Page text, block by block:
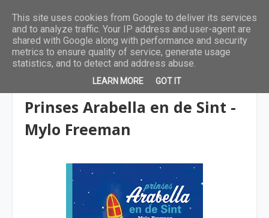
Prinses Arabella en de Sint -
Mylo Freeman
This site uses cookies from Google to deliver its services
and to analyze traffic. Your IP address and user-agent are
shared with Google along with performance and security
metrics to ensure quality of service, generate usage
statistics, and to detect and address abuse.
LEARN MORE GOT IT